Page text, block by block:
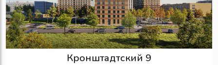
Кронштадтский 9